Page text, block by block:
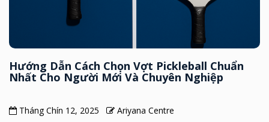
Hướng Dẫn Cách Chọn Vợt Pickleball Chuẩn
Nhất Cho Người Mới Và Chuyên Nghiệp
Tháng Chín 12, 2025
Ariyana Centre